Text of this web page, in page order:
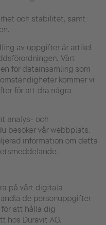
och stabilitet, samt
av uppgifter är artikel
Vårt
för datainsamling som
kommer vi
för att dra några
analys- och
besöker vår webbplats.
information om detta
på vårt digitala
de personuppgifter
att hålla dig
hos Duravit AG.